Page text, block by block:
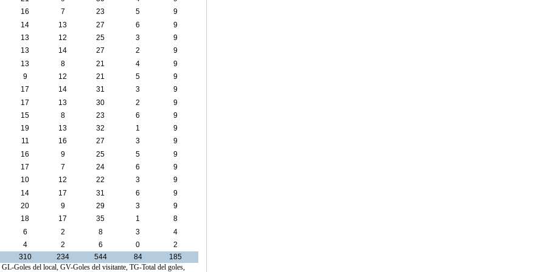
16 7 23 5
9
14 13 27 6
9
13 12 25 3
9
13 14 27 2
9
13 8 21 4
9
9 12 21 5
9
17 14 31 3
9
17 13 30 2
9
15 8 23 6
9
19 13 32 1
9
11 16 27 3
9
16 9 25 5
9
17 7 24 6
9
10 12 22 3
9
14 17 31 6
9
20 9 29 3
9
18 17 35 1
8
6 2 8 3
4
4 2 6 0
2
310 234 544 84
185
Goles del local, GV-Goles del visitante, TG-Total del goles,